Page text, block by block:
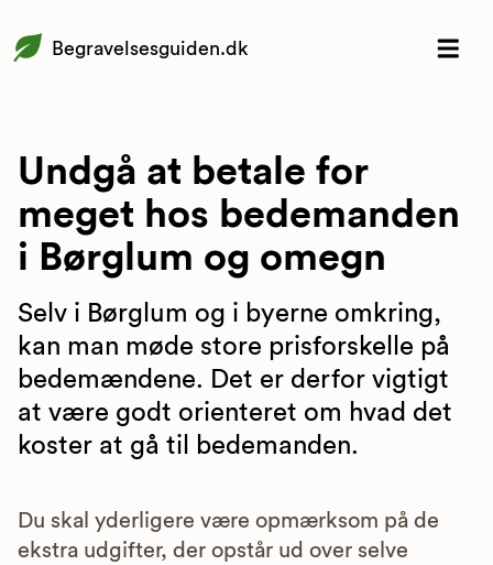
Begravelsesguiden.dk
Undgå at betale for
meget hos bedemanden
i Børglum og omegn
Selv i Børglum og i byerne omkring,
kan man møde store prisforskelle på
bedemændene. Det er derfor vigtigt
at være godt orienteret om hvad det
koster at gå til bedemanden.
Du skal yderligere være opmærksom på de
ekstra udgifter, der opstår ud over selve